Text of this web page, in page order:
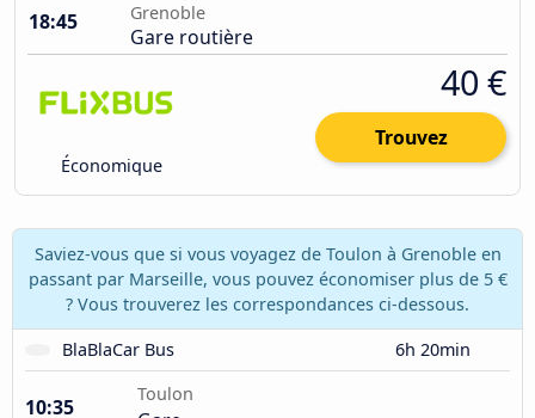
18:45
Grenoble
Gare routière
Économique
40 €
Trouvez
Saviez-vous que si vous voyagez de Toulon à Grenoble en
passant par Marseille, vous pouvez économiser plus de 5 €
? Vous trouverez les correspondances ci-dessous.
BlaBlaCar Bus
6h 20min
10:35
Toulon